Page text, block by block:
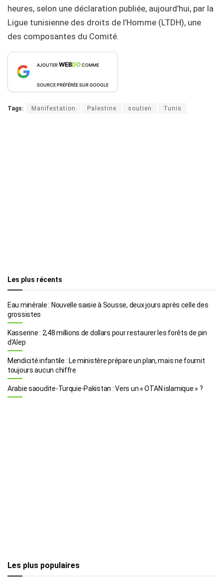
heures, selon une déclaration publiée, aujourd’hui, par la
Ligue tunisienne des droits de l’Homme (LTDH), une
des composantes du Comité.
AJOUTERWEBDOCOMME
SOURCE PRÉFÉRÉE SUR GOOGLE
Tags: Manifestation Palestine soutien Tunis
Les plus récents
Eau minérale : Nouvelle saisie à Sousse, deux jours après celle des
grossistes
Kasserine : 2,48 millions de dollars pour restaurer les forêts de pin
d’Alep
Mendicité infantile : Le ministère prépare un plan, mais ne fournit
toujours aucun chiffre
Arabie saoudite-Turquie-Pakistan : Vers un « OTAN islamique » ?
Les plus populaires